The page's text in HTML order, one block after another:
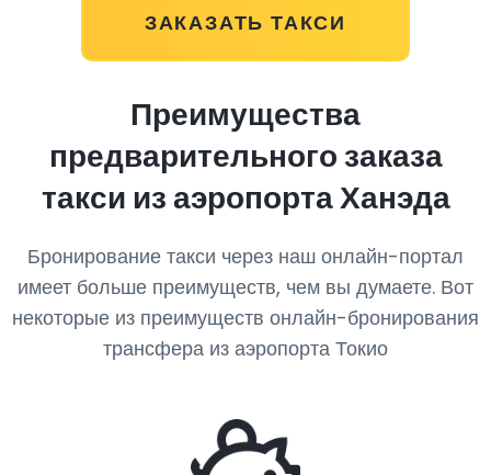
ЗАКАЗАТЬ ТАКСИ
Преимущества
предварительного заказа
такси из аэропорта Ханэда
Бронирование такси через наш онлайн-портал
имеет больше преимуществ, чем вы думаете. Вот
некоторые из преимуществ онлайн-бронирования
трансфера из аэропорта Токио